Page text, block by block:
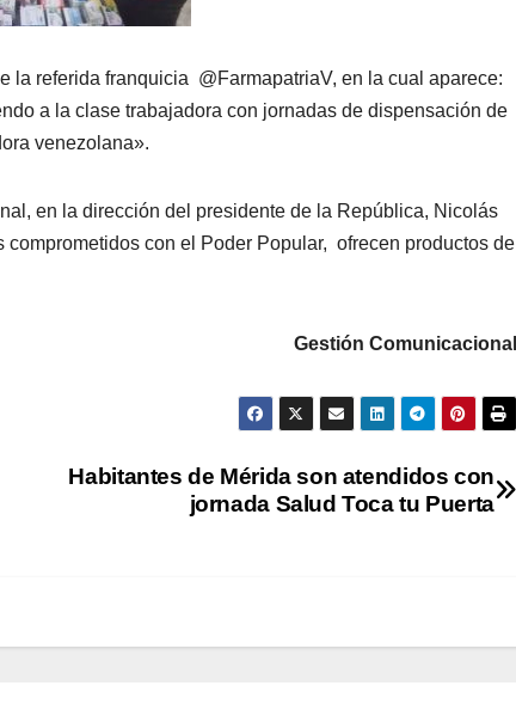
la referida franquicia @FarmapatriaV, en la cual aparece:
a la clase trabajadora con jornadas de dispensación de
venezolana».
en la dirección del presidente de la República, Nicolás
con el Poder Popular, ofrecen productos de
Gestión Comunicacional
Habitantes de Mérida son atendidos con
jornada Salud Toca tu Puerta